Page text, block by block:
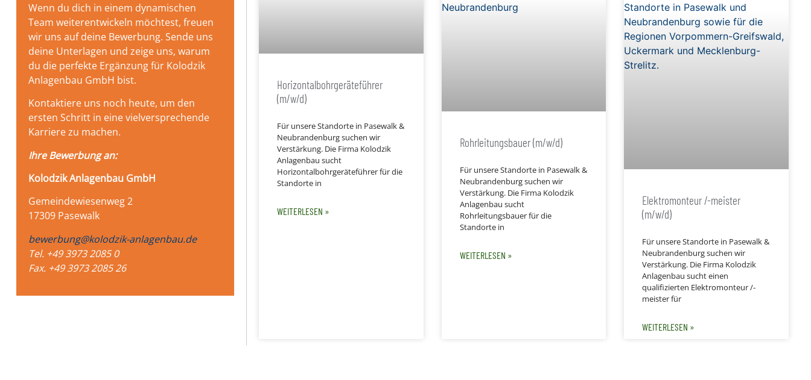
Wenn du dich in einem dynamischen
Team weiterentwickeln möchtest, freuen
wir uns auf deine Bewerbung. Sende uns
deine Unterlagen und zeige uns, warum
du die perfekte Ergänzung für Kolodzik
Anlagenbau GmbH bist.
Kontaktiere uns noch heute, um den
ersten Schritt in eine vielversprechende
Karriere zu machen.
Ihre Bewerbung an:
Kolodzik Anlagenbau GmbH
Gemeindewiesenweg 2
17309 Pasewalk
bewerbung@kolodzik-anlagenbau.de
Tel. +49 3973 2085 0
Fax. +49 3973 2085 26
Horizontalbohrgeräteführer
(m/w/d)
Für unsere Standorte in Pasewalk &
Neubrandenburg suchen wir
Verstärkung. Die Firma Kolodzik
Anlagenbau sucht
Horizontalbohrgeräteführer für die
Standorte in
WEITERLESEN »
Rohrleitungsbauer (m/w/d)
Für unsere Standorte in Pasewalk &
Neubrandenburg suchen wir
Verstärkung. Die Firma Kolodzik
Anlagenbau sucht
Rohrleitungsbauer für die
Standorte in
WEITERLESEN »
Elektromonteur /-meister
(m/w/d)
Für unsere Standorte in Pasewalk &
Neubrandenburg suchen wir
Verstärkung. Die Firma Kolodzik
Anlagenbau sucht einen
qualifizierten Elektromonteur /-
meister für
WEITERLESEN »